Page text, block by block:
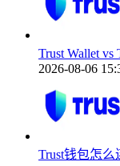
Trust Wallet
2026-08-06
Trust钱包怎么